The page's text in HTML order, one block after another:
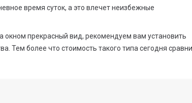
время суток, а это влечет неизбежные
окном прекрасный вид, рекомендуем вам установить
Тем более что стоимость такого типа сегодня